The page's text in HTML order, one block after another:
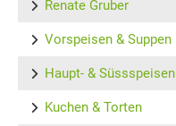
Renate Gruber
Vorspeisen & Suppen
Haupt- & Süssspeisen
Kuchen & Torten